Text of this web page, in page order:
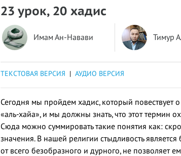
23 урок, 20 хадис
Имам Ан-Навави Тимур
ТЕКСТОВАЯ ВЕРСИЯ | АУДИО ВЕРСИЯ
Сегодня мы пройдем хадис, который повествует о
«аль-хайа», и мы должны знать, что этот термин
Сюда можно суммировать такие понятия как:
значения. В нашей религии стыдливость
от всего безобразного и дурного, не позволяет